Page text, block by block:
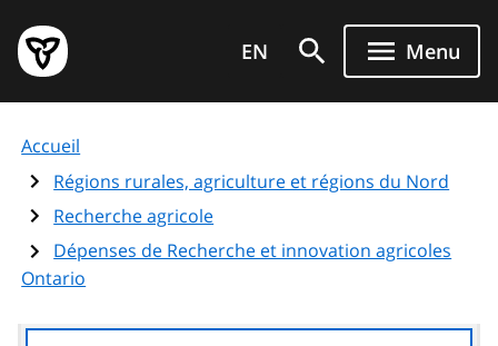
au
contenu
principal
Page
d'accueil
de
l'Ontario
EN Menu
Accueil
Régions rurales, agriculture et régions du Nord
Recherche agricole
Dépenses de Recherche et innovation agricoles
Ontario